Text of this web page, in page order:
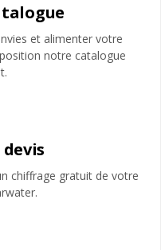
et alimenter votre
notre catalogue
chiffrage gratuit de votre